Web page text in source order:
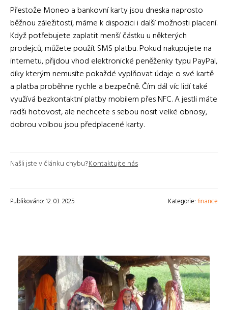
Přestože Moneo a bankovní karty jsou dneska naprosto
běžnou záležitostí, máme k dispozici i další možnosti placení.
Když potřebujete zaplatit menší částku u některých
prodejců, můžete použít SMS platbu. Pokud nakupujete na
internetu, přijdou vhod elektronické peněženky typu PayPal,
díky kterým nemusíte pokaždé vyplňovat údaje o své kartě
a platba proběhne rychle a bezpečně. Čím dál víc lidí také
využívá bezkontaktní platby mobilem přes NFC. A jestli máte
radši hotovost, ale nechcete s sebou nosit velké obnosy,
dobrou volbou jsou předplacené karty.
Našli jste v článku chybu?Kontaktujte nás
Publikováno: 12. 03. 2025 Kategorie:finance